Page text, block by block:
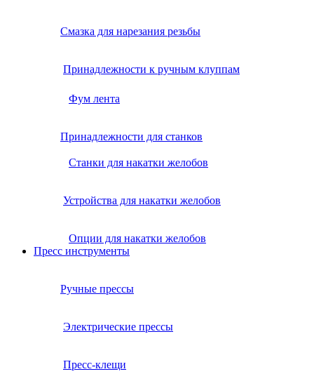
Смазка для нарезания резьбы
Принадлежности к ручным клуппам
Фум лента
Принадлежности для станков
Станки для накатки желобов
Устройства для накатки желобов
Опции для накатки желобов
Пресс инструменты
Ручные прессы
Электрические прессы
Пресс-клещи